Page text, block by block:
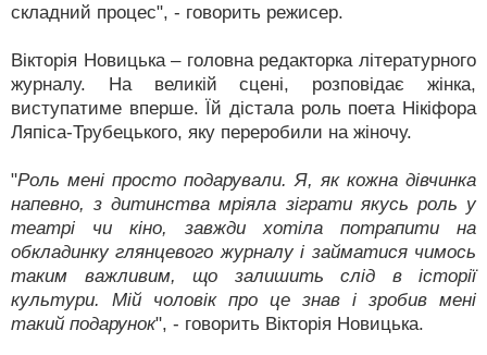
складний процес", - говорить режисер.
Вікторія Новицька – головна редакторка літературного
журналу. На великій сцені, розповідає жінка,
виступатиме вперше. Їй дістала роль поета Нікіфора
Ляпіса-Трубецького, яку переробили на жіночу.
"Роль мені просто подарували. Я, як кожна дівчинка
напевно, з дитинства мріяла зіграти якусь роль у
театрі чи кіно, завжди хотіла потрапити на
обкладинку глянцевого журналу і займатися чимось
таким важливим, що залишить слід в історії
культури. Мій чоловік про це знав і зробив мені
такий подарунок", - говорить Вікторія Новицька.